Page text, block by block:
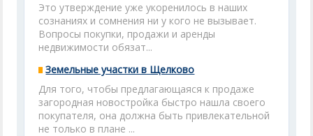
Это утверждение уже укоренилось в наших
сознаниях и сомнения ни у кого не вызывает.
Вопросы покупки, продажи и аренды
недвижимости обязат...
Земельные участки в Щелково
Для того, чтобы предлагающаяся к продаже
загородная новостройка быстро нашла своего
покупателя, она должна быть привлекательной
не только в плане ...